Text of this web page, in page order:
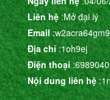
Liên hệ:Mở đại lý
Email
Địa chỉ:1oh9ej
Điện thoại
Nội dung liên hệ